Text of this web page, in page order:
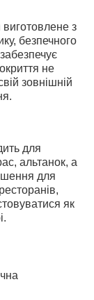
з
безпечного
не
зовнішній
для
альтанок, а
для
як